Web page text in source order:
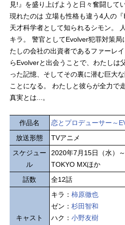
見!』を盛り上げようと日々奮闘して
現れたのは 立場も性格も違う4人の『
天才科学者として知られるシモン。
キラ。 警官としてEvolver犯罪対策
たしの会社の出資者であるファーレ
らEvolverと出会うことで、わたしは
った記憶、そしてその裏に潜む巨大
ことになる。 わたしと彼らが全力で
真実とは...。
作品名
恋とプロデューサー～
放送形態
TVアニメ
スケジュー
ル
2020年7月15日（水）
TOKYO MXほか
話数
全12話
キャスト
キラ： 柿原徹也
ゼン： 杉田智和
ハク： 小野友樹